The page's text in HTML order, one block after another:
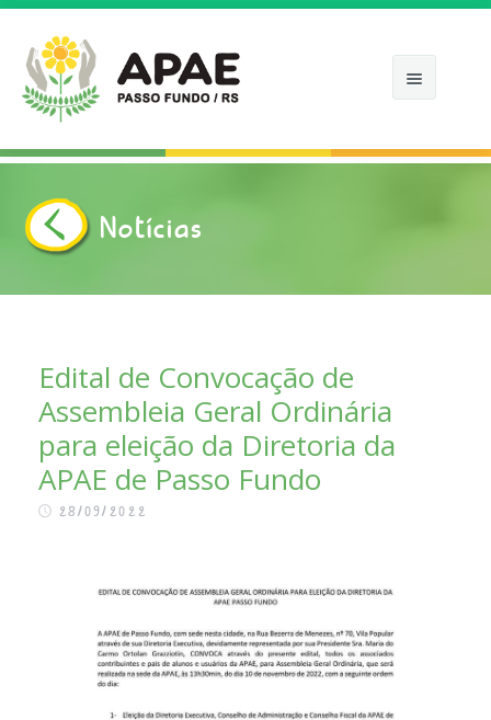
INÍCIO
NOTÍCIAS
APOIE
FALE CONOSCO
Notícias
Edital de Convocação de
Assembleia Geral Ordinária
para eleição da Diretoria da
APAE de Passo Fundo
28/09/2022